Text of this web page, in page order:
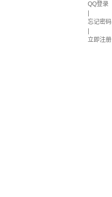
QQ登录
忘记密码
立即注册